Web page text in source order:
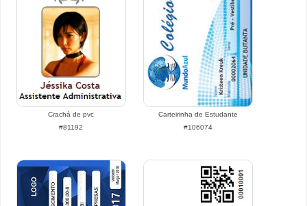
Crachá de pvc
#81192
Carteirinha de Estudante
#106074